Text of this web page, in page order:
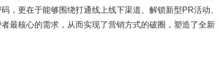
，更在于能够围绕打通线上线下渠道、解锁新型PR活动、
最核心的需求，从而实现了营销方式的破圈，塑造了全新